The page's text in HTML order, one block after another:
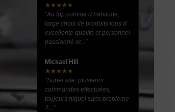
★★★★★
"Au top comme d habitude,
large choix de produits tous d
excellente qualité et personnel
passionné et..."
Mickael Hill
★★★★★
"Super site, plusieurs
commandes effectuées,
toujours niquel sans problème
?..."